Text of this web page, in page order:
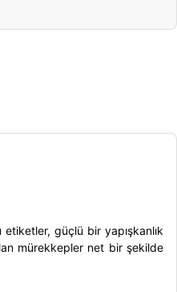
güçlü bir yapışkanlık
mürekkepler net bir şekilde